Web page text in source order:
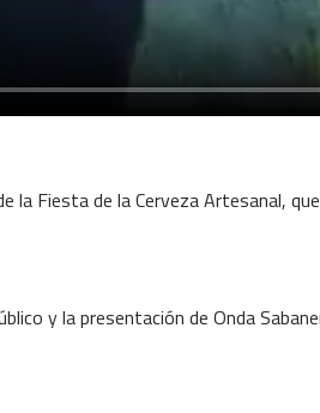
la Fiesta de la Cerveza Artesanal,
y la presentación de Onda